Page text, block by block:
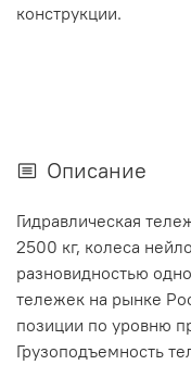
конструкции.
Описание
Гидравлическая
2500 кг, колеса
разновидностью
тележек на рынке
позиции по уровню
Грузоподъемность